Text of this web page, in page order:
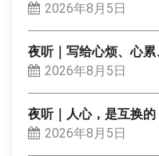
2026年8月5日
夜听｜写给心烦、心累
2026年8月5日
夜听｜人心，是互换
2026年8月5日